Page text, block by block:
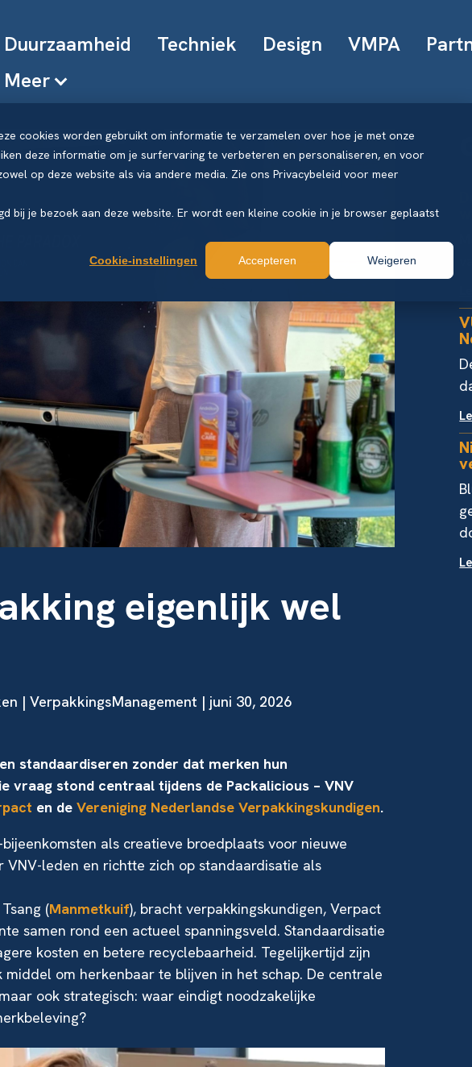
cookies worden gebruikt om informatie te verzamelen over hoe je met onze
deze informatie om je surfervaring te verbeteren en personaliseren, en voor
op deze website als via andere media. Zie ons Privacybeleid voor meer
bij je bezoek aan deze website. Er wordt een kleine cookie in je browser geplaatst
Cookie-instellingen Accepteren Weigeren
Duurzaamheid Techniek Design VMPA
Meer
eigenlijk wel
| VerpakkingsManagement | juni 30, 2026
standaardiseren zonder dat merken hun
vraag stond centraal tijdens de Packalicious – VNV
en de Vereniging Nederlandse Verpakkingskundigen.
als creatieve broedplaats voor nieuwe
leden en richtte zich op standaardisatie als
(Manmetkuif), bracht verpakkingskundigen, Verpact
samen rond een actueel spanningsveld. Standaardisatie
kosten en betere recyclebaarheid. Tegelijkertijd zijn
om herkenbaar te blijven in het schap. De centrale
ook strategisch: waar eindigt noodzakelijke